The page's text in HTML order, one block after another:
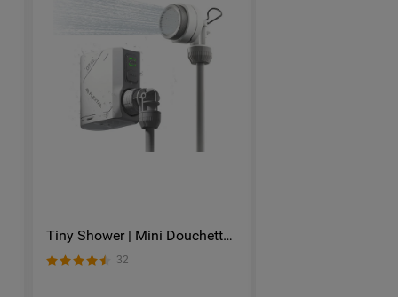
Tiny Shower | Mini Douchette
électrique portable pour le
camping
32